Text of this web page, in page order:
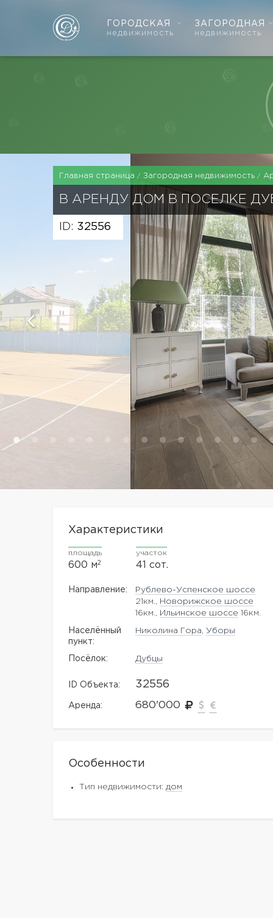
ГОРОДСКАЯ
недвижимость
ЗАГОРОДНАЯ
недвижимость
Главная страница Загородная недвижимость
В АРЕНДУ ДОМ В ПОСЕЛКЕ
ID: 32556
Характеристики
площадь
600 м2
участок
41 сот.
Направление:
Рублево-Успенское шоссе
21км.,
Новорижское шоссе
16км.,
Ильинское шоссе 16км.
Населённый
пункт:
Николина Гора ,Уборы
Посёлок: Дубцы
ID Объекта: 32556
Аренда: 680'000
Особенности
Тип недвижимости: дом